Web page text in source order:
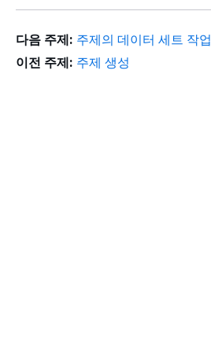
다음 주제: 주제의 데이터 세트 작업
이전 주제: 주제 생성